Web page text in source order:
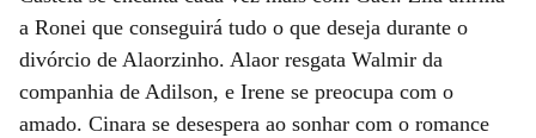
a Ronei que conseguirá tudo o que deseja durante o
divórcio de Alaorzinho. Alaor resgata Walmir da
companhia de Adilson, e Irene se preocupa com o
amado. Cinara se desespera ao sonhar com o romance